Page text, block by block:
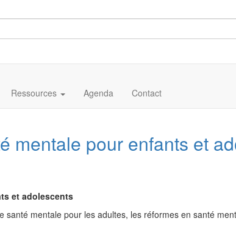
Ressources Agenda Contact
mentale pour enfants et
et adolescents
mentale pour les adultes, les réformes en santé